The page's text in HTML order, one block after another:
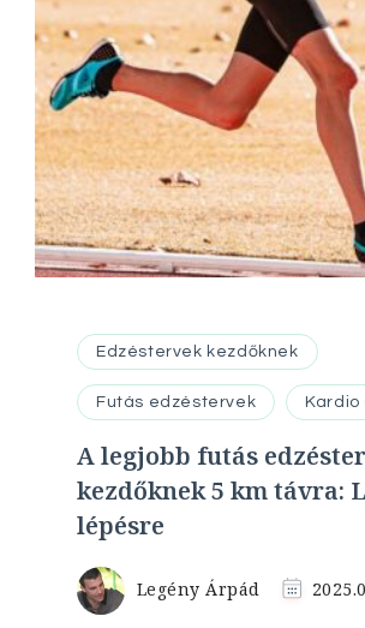
Edzéstervek kezdőknek
Futás edzéstervek
A legjobb futás
kezdőknek 5 km távra:
lépésre
Legény Árpád